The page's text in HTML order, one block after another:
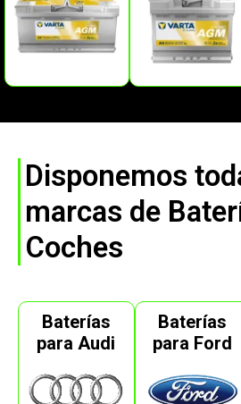
Disponemos
marcas de
Coches
Baterías
para Audi
Baterías
para Ford